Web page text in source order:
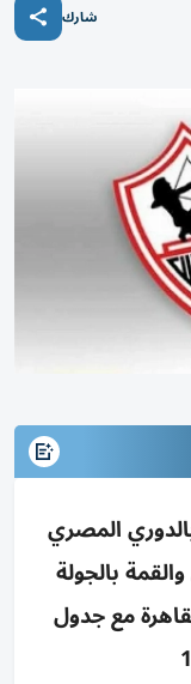
شارك
المصري
أغسطس والقمة بالجولة
القاهرة مع جدول